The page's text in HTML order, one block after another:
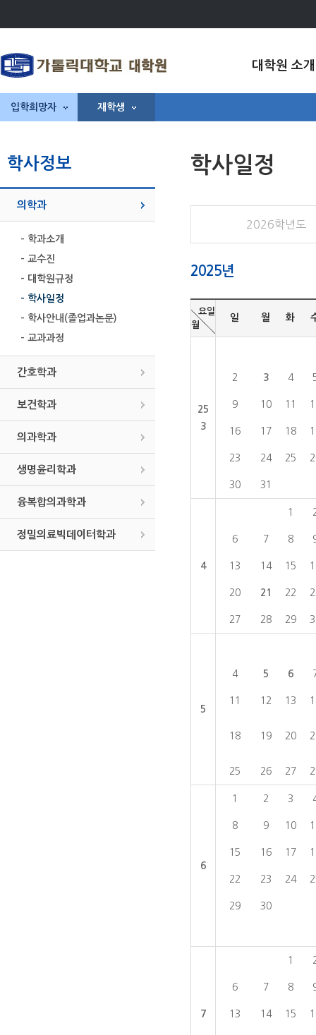
대학원 소개
입학희망자 재학생
학사정보
의학과
- 학과소개
- 교수진
- 대학원규정
- 학사일정
- 학사안내(졸업과논문)
- 교과과정
간호학과
보건학과
의과학과
생명윤리학과
융복합의과학과
정밀의료빅데이터학과
학사일정
2026학년도
2025년
요일
월
일 월 화
25
3
2 3 4
9 10 11
16 17 18
23 24 25
30 31
4
1
6 7 8
13 14 15
20 21 22
27 28 29
5
4 5 6
11 12 13
18 19 20
25 26 27
6
1 2 3
8 9 10
15 16 17
22 23 24
29 30
7
1
6 7 8
13 14 15